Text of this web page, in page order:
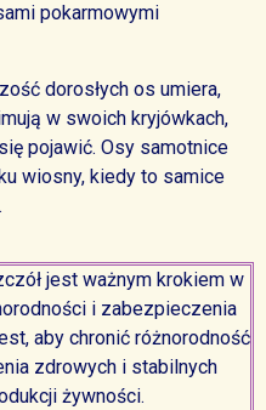
pokarmowymi
dorosłych os umiera,
w swoich kryjówkach,
pojawić. Osy samotnice
wiosny, kiedy to samice
jest ważnym krokiem w
i zabezpieczenia
aby chronić różnorodność
zdrowych i stabilnych
żywności.